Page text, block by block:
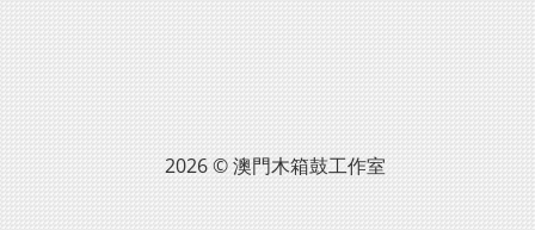
2026 © 澳門木箱鼓工作室